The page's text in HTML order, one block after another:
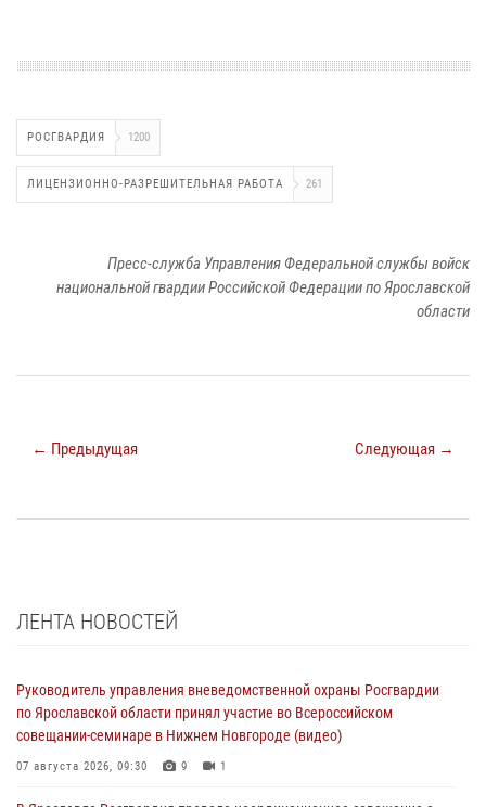
РОСГВАРДИЯ 1200
ЛИЦЕНЗИОННО-РАЗРЕШИТЕЛЬНАЯ РАБОТА 261
Пресс-служба Управления Федеральной службы войск
национальной гвардии Российской Федерации по Ярославской
области
← Предыдущая Следующая →
ЛЕНТА НОВОСТЕЙ
Руководитель управления вневедомственной охраны Росгвардии
по Ярославской области принял участие во Всероссийском
совещании-семинаре в Нижнем Новгороде (видео)
07 августа 2026, 09:30 9 1